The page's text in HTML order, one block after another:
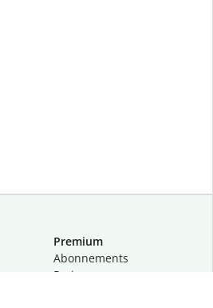
Premium
Abon­ne­ments
Preise